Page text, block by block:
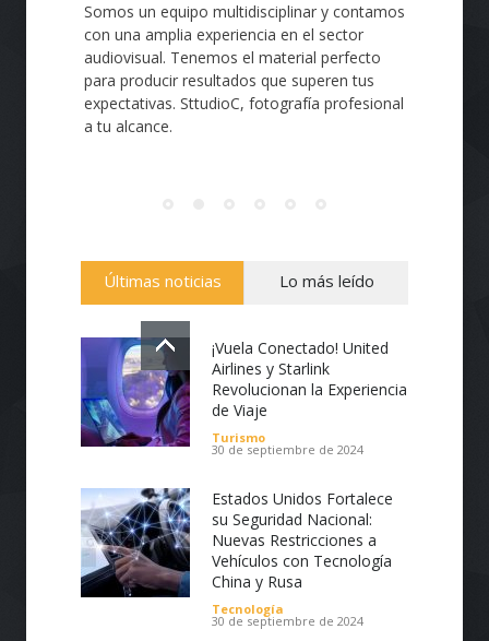
Somos un equipo multidisciplinar y contamos
con una amplia experiencia en el sector
audiovisual. Tenemos el material perfecto
para producir resultados que superen tus
expectativas. SttudioC, fotografía profesional
a tu alcance.
Diseño de páginas Web profesionales de
calidad, intuitivas, de fácil navegación,
personalizadas de acuerdo a tus
necesidades, utilizamos de manera eficiente
lo último en sistema de gestión de
contenidos (CMS), plugins, tecnologías API y
e-Commerce. Creación de páginas Web de
todo tipo, corporativas o personales,
portafolios, tiendas virtuales, blogs y
Últimas noticias Lo más leído
¡Vuela Conectado! United
Airlines y Starlink
Revolucionan la Experiencia
de Viaje
Turismo
30 de septiembre de 2024
Estados Unidos Fortalece
su Seguridad Nacional:
Nuevas Restricciones a
Vehículos con Tecnología
China y Rusa
Tecnología
30 de septiembre de 2024